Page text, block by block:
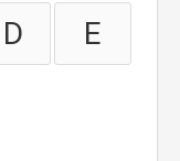
D E